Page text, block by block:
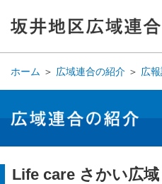
ホーム ＞ 広域連合の紹介 ＞ 広
Life care さかい広域